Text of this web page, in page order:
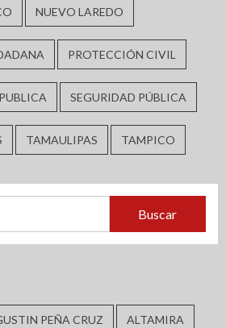
NUEVO LAREDO
PROTECCIÓN CIVIL
SEGURIDAD PÚBLICA
TAMAULIPAS TAMPICO
PEÑA CRUZ ALTAMIRA